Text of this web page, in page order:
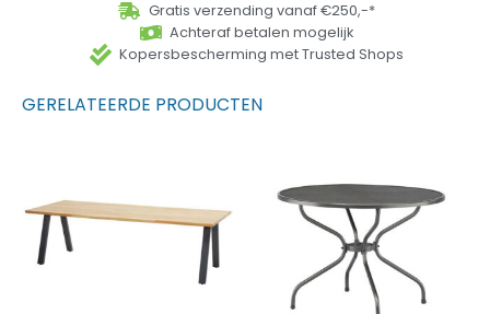
Gratis verzending vanaf €250,-*
Achteraf betalen mogelijk
Kopersbescherming met Trusted Shops
GERELATEERDE PRODUCTEN